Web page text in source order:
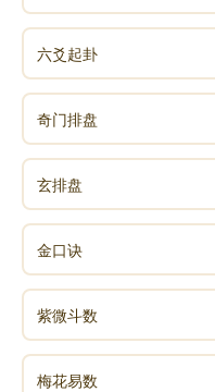
六爻起卦
奇门排盘
玄排盘
金口诀
紫微斗数
梅花易数